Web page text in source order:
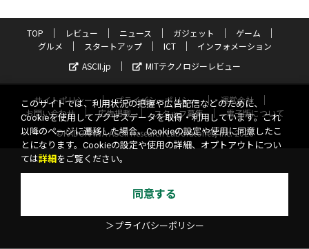
TOP レビュー ニュース ガジェット
ゲーム
グルメ
スタートアップ ICT
インフォメーション
ASCII.jp
MITテクノロジーレビュー
サイトポリシー プライバシーポリシー
運営会社
お問い合わせ
広告掲載 スタッフ募集
電子版について
©KADOKAWA ASCII Research Laboratories, Inc. 2026
このサイトでは、利用状況の把握や広告配信などのために、
Cookieを使用してアクセスデータを取得・利用しています。これ
以降のページに遷移した場合、Cookieの設定や使用に同意したこ
とになります。Cookieの設定や使用の詳細、オプトアウトについ
ては詳細 をご覧ください。
同意する
＞プライバシーポリシー